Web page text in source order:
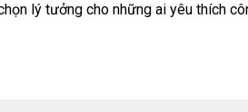
lý tưởng cho những ai yêu thích